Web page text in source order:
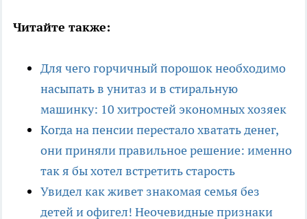
Читайте также:
Для чего горчичный порошок необходимо
насыпать в унитаз и в стиральную
машинку: 10 хитростей экономных хозяек
Когда на пенсии перестало хватать денег,
они приняли правильное решение: именно
так я бы хотел встретить старость
Увидел как живет знакомая семья без
детей и офигел! Неочевидные признаки